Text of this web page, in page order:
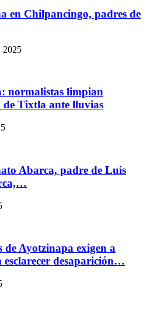
en Chilpancingo, padres de
2025
normalistas limpian
de Tixtla ante lluvias
Abarca, padre de Luis
de Ayotzinapa exigen a
esclarecer desaparición…